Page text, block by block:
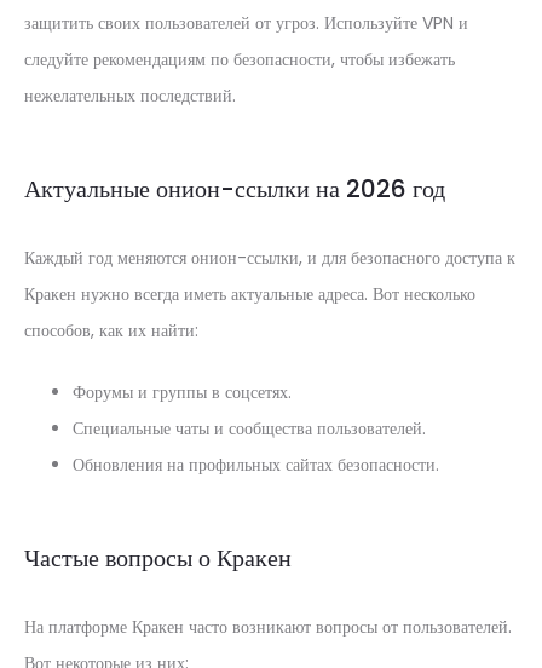
защитить своих пользователей от угроз. Используйте VPN и
следуйте рекомендациям по безопасности, чтобы избежать
нежелательных последствий.
Актуальные онион-ссылки на 2026 год
Каждый год меняются онион-ссылки, и для безопасного доступа к
Кракен нужно всегда иметь актуальные адреса. Вот несколько
способов, как их найти:
Форумы и группы в соцсетях.
Специальные чаты и сообщества пользователей.
Обновления на профильных сайтах безопасности.
Частые вопросы о Кракен
На платформе Кракен часто возникают вопросы от пользователей.
Вот некоторые из них: